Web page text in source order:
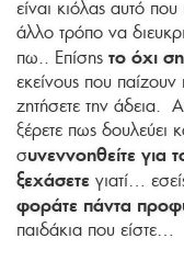
είναι κιόλας αυτό
άλλο τρόπο να
πω.. Επίσης το όχι
εκείνους που
ζητήσετε την άδεια.
ξέρετε πως δουλεύει
συνεννοηθείτε για
ξεχάσετε γιατί…
φοράτε πάντα
παιδάκια που είστε…